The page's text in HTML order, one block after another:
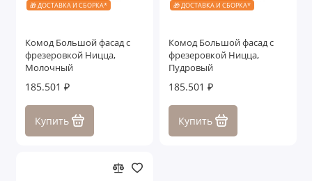
🎁 ДОСТАВКА И СБОРКА*
Комод Большой фасад с
фрезеровкой Ницца,
Молочный
185.501 ₽
Купить
🎁 ДОСТАВКА И СБОРКА*
Комод Большой фасад с
фрезеровкой Ницца,
Пудровый
185.501 ₽
Купить